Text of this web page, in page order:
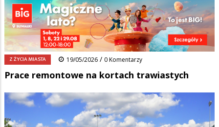
Ścieżka
nawigacyjna
Strona główna/Wiadomości/Z życia miasta/
Prace remontowe na kortach trawiastych
FacebookPinterestTumblr
0 Reddit Share
Z ŻYCIA MIASTA 19/05/2026 / 0 Komentarzy
Prace remontowe na kortach trawiastych